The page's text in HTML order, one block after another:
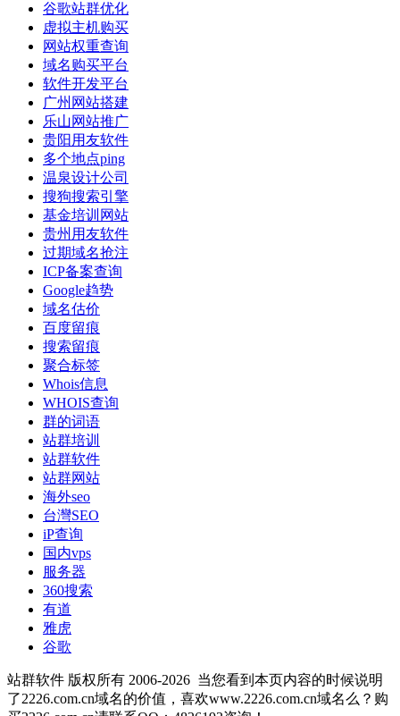
谷歌站群优化
虚拟主机购买
网站权重查询
域名购买平台
软件开发平台
广州网站搭建
乐山网站推广
贵阳用友软件
多个地点ping
温泉设计公司
搜狗搜索引擎
基金培训网站
贵州用友软件
过期域名抢注
ICP备案查询
Google趋势
域名估价
百度留痕
搜索留痕
聚合标签
Whois信息
WHOIS查询
群的词语
站群培训
站群软件
站群网站
海外seo
台灣SEO
iP查询
国内vps
服务器
360搜索
有道
雅虎
谷歌
站群软件 版权所有 2006-2026 当您看到本页内容的时候说明
了2226.com.cn域名的价值，喜欢www.2226.com.cn域名么？购